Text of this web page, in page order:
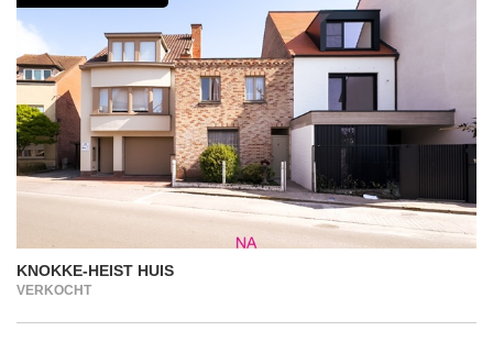
KNOKKE-HEIST HUIS
VERKOCHT